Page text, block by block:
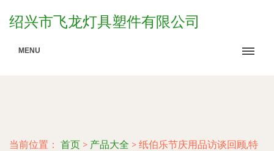
绍兴市飞龙灯具塑件有限公司
MENU
当前位置： 首页 > 产品大全 > 纸伯乐节庆用品访谈回顾,特